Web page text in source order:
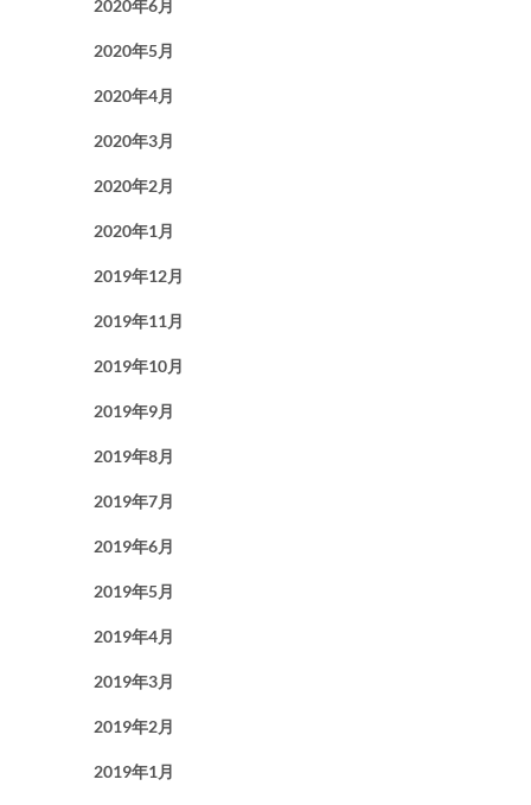
2020年6月
2020年5月
2020年4月
2020年3月
2020年2月
2020年1月
2019年12月
2019年11月
2019年10月
2019年9月
2019年8月
2019年7月
2019年6月
2019年5月
2019年4月
2019年3月
2019年2月
2019年1月